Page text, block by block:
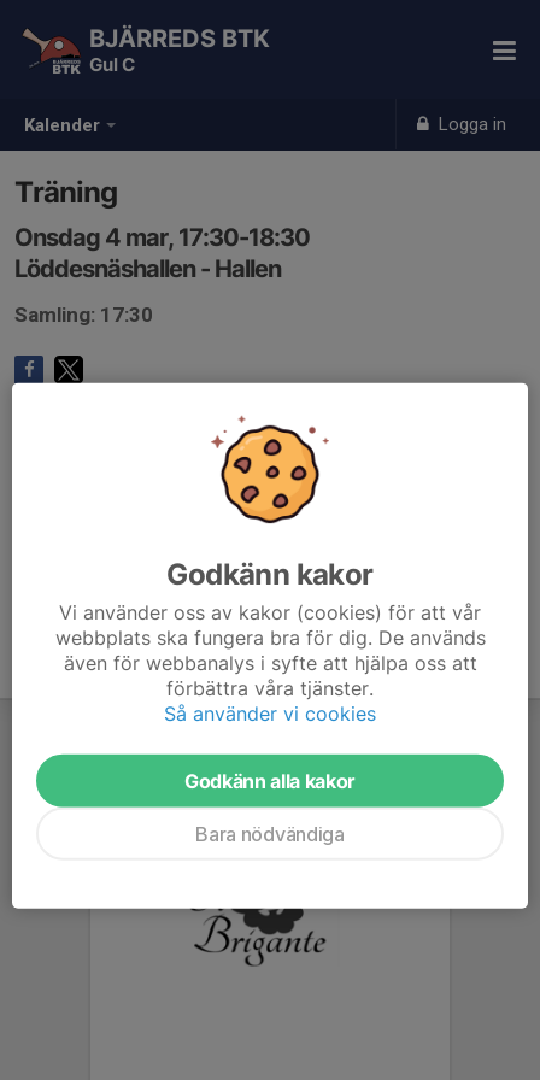
Kalender Logga in
BJÄRREDS BTK
Gul C
Träning
Onsdag 4 mar, 17:30-18:30
Löddesnäshallen - Hallen
Samling: 17:30
Godkänn kakor
Vi använder oss av kakor (cookies) för att vår
webbplats ska fungera bra för dig. De används
även för webbanalys i syfte att hjälpa oss att
förbättra våra tjänster.
Så använder vi cookies
Godkänn alla kakor
Bara nödvändiga